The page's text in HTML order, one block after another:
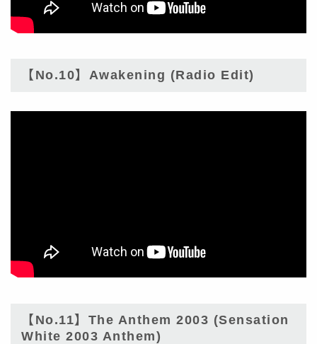
【No.10】Awakening (Radio Edit)
【No.11】The Anthem 2003 (Sensation
White 2003 Anthem)